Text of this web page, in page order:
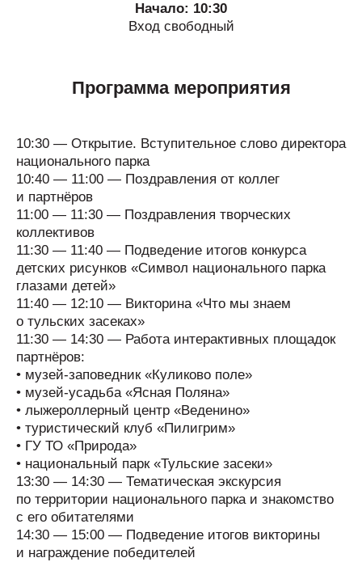
Начало: 10:30
Вход свободный
Программа мероприятия
10:30 — Открытие. Вступительное слово директора
национального парка
10:40 — 11:00 — Поздравления от коллег
и партнёров
11:00 — 11:30 — Поздравления творческих
коллективов
11:30 — 11:40 — Подведение итогов конкурса
детских рисунков «Символ национального парка
глазами детей»
11:40 — 12:10 — Викторина «Что мы знаем
о тульских засеках»
11:30 — 14:30 — Работа интерактивных площадок
партнёров:
• музей-заповедник «Куликово поле»
• музей-усадьба «Ясная Поляна»
• лыжероллерный центр «Веденино»
• туристический клуб «Пилигрим»
• ГУ ТО «Природа»
• национальный парк «Тульские засеки»
13:30 — 14:30 — Тематическая экскурсия
по территории национального парка и знакомство
с его обитателями
14:30 — 15:00 — Подведение итогов викторины
и награждение победителей